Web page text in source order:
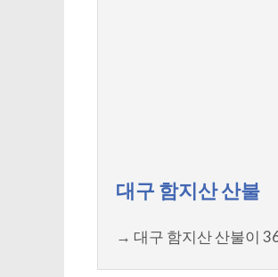
대구 함지산 산불
→ 대구 함지산 산불이